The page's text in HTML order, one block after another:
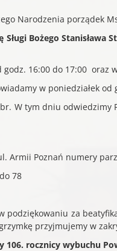
Narodzenia porządek
Bożego Stanisława
16:00 do 17:00 oraz
w poniedziałek od
W tym dniu
Armii Poznań numery
78
podziękowaniu za
przyjmujemy w
106. rocznicy wybuchu